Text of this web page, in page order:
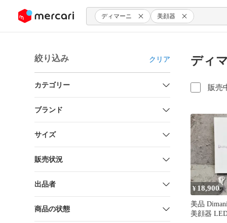
ツにスキップ ディマーニ 美顔器
絞り込み クリア
カテゴリー
ブランド
サイズ
販売状況
出品者
商品の状態
ディ
販売
¥ 18,900
美品
美顔器